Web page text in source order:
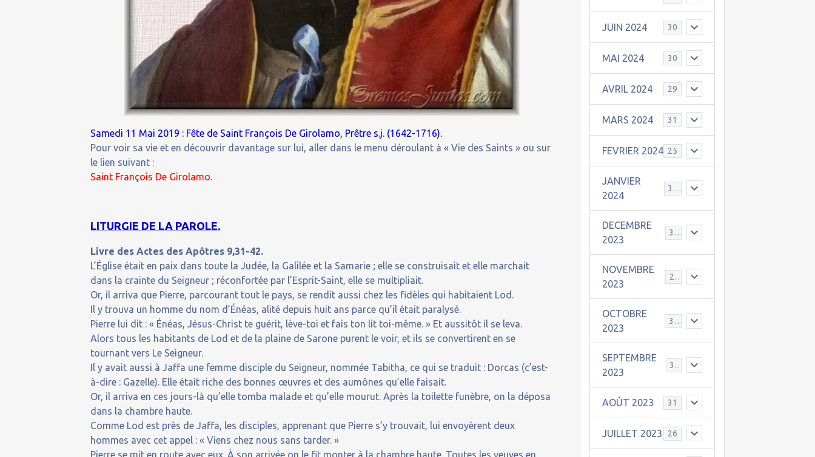
Samedi 11 Mai 2019 : Fête de Saint François De Girolamo, Prêtre s.j. (1642-1716).
Pour voir sa vie et en découvrir davantage sur lui, aller dans le menu déroulant à « Vie des Saints » ou sur
le lien suivant :
Saint François De Girolamo.
LITURGIE DE LA PAROLE.
Livre des Actes des Apôtres 9,31-42.
L’Église était en paix dans toute la Judée, la Galilée et la Samarie ; elle se construisait et elle marchait
dans la crainte du Seigneur ; réconfortée par l’Esprit-Saint, elle se multipliait.
Or, il arriva que Pierre, parcourant tout le pays, se rendit aussi chez les fidèles qui habitaient Lod.
Il y trouva un homme du nom d’Énéas, alité depuis huit ans parce qu’il était paralysé.
Pierre lui dit : « Énéas, Jésus-Christ te guérit, lève-toi et fais ton lit toi-même. » Et aussitôt il se leva.
Alors tous les habitants de Lod et de la plaine de Sarone purent le voir, et ils se convertirent en se
tournant vers Le Seigneur.
Il y avait aussi à Jaffa une femme disciple du Seigneur, nommée Tabitha, ce qui se traduit : Dorcas (c’est-
à-dire : Gazelle). Elle était riche des bonnes œuvres et des aumônes qu’elle faisait.
Or, il arriva en ces jours-là qu’elle tomba malade et qu’elle mourut. Après la toilette funèbre, on la déposa
dans la chambre haute.
Comme Lod est près de Jaffa, les disciples, apprenant que Pierre s’y trouvait, lui envoyèrent deux
hommes avec cet appel : « Viens chez nous sans tarder. »
Pierre se mit en route avec eux. À son arrivée on le fit monter à la chambre haute. Toutes les veuves en
JUIN 2024 30
MAI 2024 30
AVRIL 2024 29
MARS 2024 31
FEVRIER 2024 25
JANVIER
2024
30
DECEMBRE
2023
31
NOVEMBRE
2023
24
OCTOBRE
2023
31
SEPTEMBRE
2023
30
AOÛT 2023 31
JUILLET 2023 26